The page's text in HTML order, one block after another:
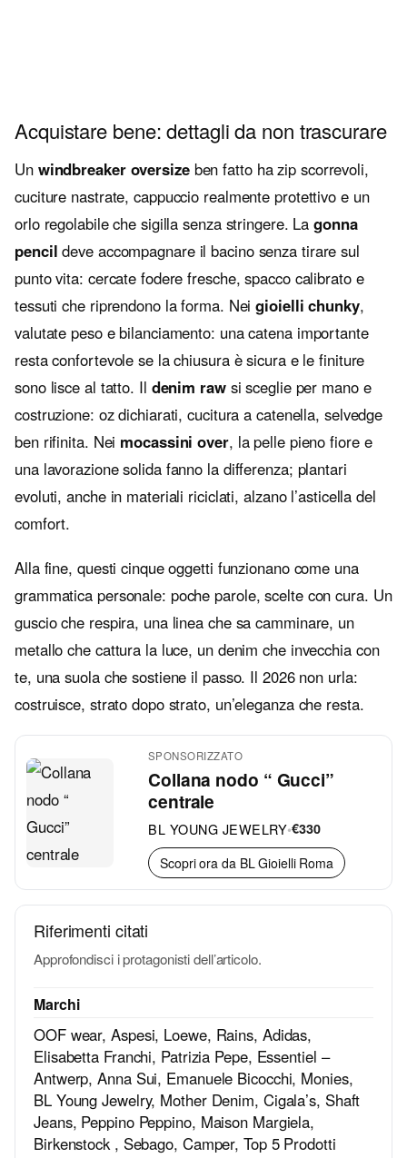
Acquistare bene: dettagli da non trascurare
Un windbreaker oversizeben fatto ha zip scorrevoli,
cuciture nastrate, cappuccio realmente protettivo e un
orlo regolabile che sigilla senza stringere. Lagonna
pencil deve accompagnare il bacino senza tirare sul
punto vita: cercate fodere fresche, spacco calibrato e
tessuti che riprendono la forma. Neigioielli chunky,
valutate peso e bilanciamento: una catena importante
resta confortevole se la chiusura è sicura e le finiture
sono lisce al tatto. Il denim rawsi sceglie per mano e
costruzione: oz dichiarati, cucitura a catenella, selvedge
ben rifinita. Nei mocassini over, la pelle pieno fiore e
una lavorazione solida fanno la differenza; plantari
evoluti, anche in materiali riciclati, alzano l’asticella del
comfort.
Alla fine, questi cinque oggetti funzionano come una
grammatica personale: poche parole, scelte con cura. Un
guscio che respira, una linea che sa camminare, un
metallo che cattura la luce, un denim che invecchia con
te, una suola che sostiene il passo. Il 2026 non urla:
costruisce, strato dopo strato, un’eleganza che resta.
SPONSORIZZATO
Collana nodo “ Gucci”
centrale
BL YOUNG JEWELRY•€330
Scopri ora da BL Gioielli Roma
Riferimenti citati
Approfondisci i protagonisti dell’articolo.
Marchi
OOF wear,Aspesi, Loewe, Rains, Adidas,
Elisabetta Franchi, Patrizia Pepe, Essentiel –
Antwerp,Anna Sui, Emanuele Bicocchi, Monies,
BL Young Jewelry, Mother Denim, Cigala’s, Shaft
Jeans, Peppino Peppino, Maison Margiela,
Birkenstock , Sebago, Camper,Top 5 Prodotti